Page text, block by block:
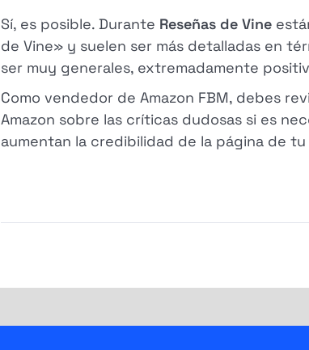
Sí, es posible. Durante Reseñas de Vine
de Vine» y suelen ser más detalladas en
ser muy generales, extremadamente
Como vendedor de Amazon FBM, debes
Amazon sobre las críticas dudosas si es
aumentan la credibilidad de la página de